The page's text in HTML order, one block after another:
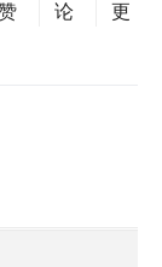
论
更